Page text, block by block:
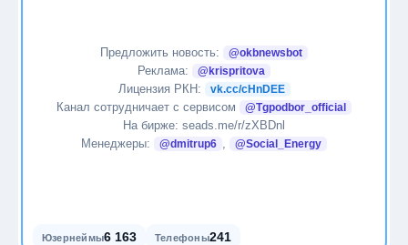
Предложить новость: @okbnewsbot
Реклама: @krispritova
Лицензия РКН: vk.cc/cHnDEE
Канал сотрудничает с сервисом @Tgpodbor_official
На бирже: seads.me/r/zXBDnl
Менеджеры:
@dmitrup6 @Social_Energy
Юзернеймы6 163 Телефоны241